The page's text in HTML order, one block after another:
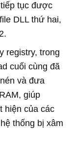
tục được
DLL thứ hai,
registry, trong
cuối cùng đã
và đưa
giúp
hiện của các
thống bị xâm